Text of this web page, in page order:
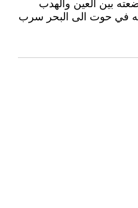
بين العين والهدب
في حوت الى البحر سرب